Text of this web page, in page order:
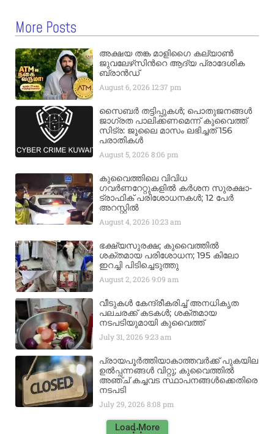
More Posts
അക്ഷയ തങ്ക മാളിഗൈ കല്യാണ്‍
ജുവലേഴ്‌സിന്‍റെ ആദ്യ പ്രാദേശിക
ബ്രാന്‍ഡ്
August 6, 2026 12:37 pm
സൈബർ തട്ടിപ്പുകൾ; പൊതുജനങ്ങൾ
ജാഗ്രത പാലിക്കണമെന്ന് കുവൈത്ത്
സിട്ര: ജൂലൈ മാസം ലഭിച്ചത് 156
പരാതികൾ
August 5, 20268:06 pm
കുവൈത്തിലെ വിവിധ
ഗവർണറേറ്റുകളിൽ കർശന സുരക്ഷാ-
ട്രാഫിക് പരിശോധനകൾ; 12 പേർ
അറസ്റ്റിൽ
August 4, 2026 10:23 am
ഭക്ഷ്യസുരക്ഷ; കുവൈത്തിൽ
ശക്തമായ പരിശോധന; 195 കിലോ
ഇറച്ചി പിടിച്ചെടുത്തു
August 2, 20269:09 am
വീടുകൾ കേന്ദ്രീകരിച്ച് അനധികൃത
പലചരക്ക് കടകൾ; ശക്തമായ
നടപടിയുമായി കുവൈത്ത്
July 31, 20269:23 am
പ്രായപൂർത്തിയാകാത്തവർക്ക് പുകയില
ഉൽപ്പന്നങ്ങൾ വിറ്റു; കുവൈത്തിൽ
അഞ്ച് കച്ചവട സ്ഥാപനങ്ങൾക്കെതിരെ
നടപടി
July 29, 20268:08 pm
Load More